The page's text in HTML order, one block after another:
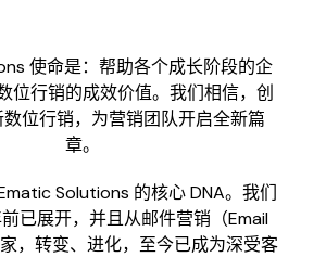
使命是：帮助各个成长阶段的企
位行销的成效价值。我们相信，创
位行销，为营销团队开启全新篇
章。
Solutions 的核心 DNA。我们
已展开，并且从邮件营销（Email
，转变、进化，至今已成为深受客